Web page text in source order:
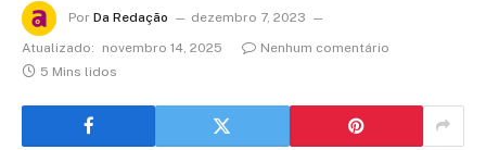
Por Da Redação
dezembro 7, 2023
Atualizado:
novembro 14, 2025
Nenhum comentário
5 Mins lidos